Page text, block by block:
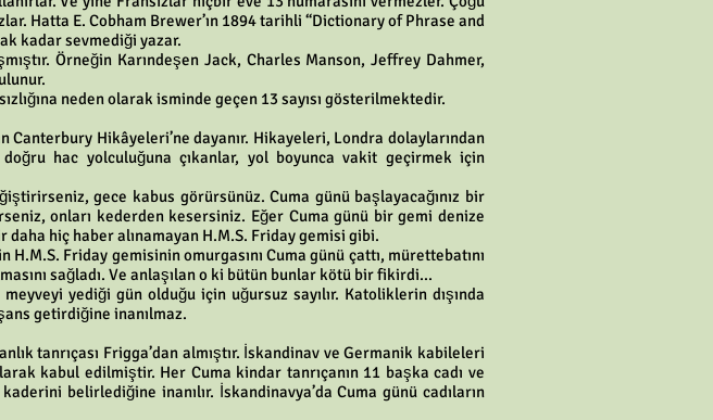
Hatta E. Cobham Brewer’ın 1894 tarihli “Dictionary of Phrase and
kadar sevmediği yazar.
Örneğin Karındeşen Jack, Charles Manson, Jeffrey Dahmer,
neden olarak isminde geçen 13 sayısı gösterilmektedir.
Canterbury Hikâyeleri’ne dayanır. Hikayeleri, Londra dolaylarından
hac yolculuğuna çıkanlar, yol boyunca vakit geçirmek için
gece kabus görürsünüz. Cuma günü başlayacağınız bir
onları kederden kesersiniz. Eğer Cuma günü bir gemi denize
daha hiç haber alınamayan H.M.S. Friday gemisi gibi.
Friday gemisinin omurgasını Cuma günü çattı, mürettebatını
sağladı. Ve anlaşılan o ki bütün bunlar kötü bir fikirdi...
yediği gün olduğu için uğursuz sayılır. Katoliklerin dışında
getirdiğine inanılmaz.
tanrıçası Frigga’dan almıştır. İskandinav ve Germanik kabileleri
kabul edilmiştir. Her Cuma kindar tanrıçanın 11 başka cadı ve
belirlediğine inanılır. İskandinavya’da Cuma günü cadıların